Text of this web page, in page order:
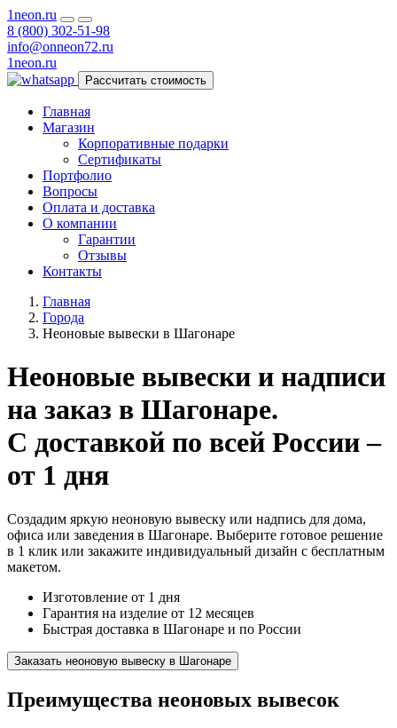
1neon.ru
8 (800) 302-51-98
info@onneon72.ru
1neon.ru
Рассчитать стоимость
Главная
Магазин
Корпоративные подарки
Сертификаты
Портфолио
Вопросы
Оплата и доставка
О компании
Гарантии
Отзывы
Контакты
Главная
Города
Неоновые вывески в Шагонаре
Неоновые вывески и надписи
на заказ в Шагонаре.
С доставкой по всей России –
от 1 дня
Создадим яркую неоновую вывеску или надпись для дома,
офиса или заведения в Шагонаре. Выберите готовое решение
в 1 клик или закажите индивидуальный дизайн с бесплатным
макетом.
Изготовление от 1 дня
Гарантия на изделие от 12 месяцев
Быстрая доставка в Шагонаре и по России
Заказать неоновую вывеску в Шагонаре
Преимущества неоновых вывесок